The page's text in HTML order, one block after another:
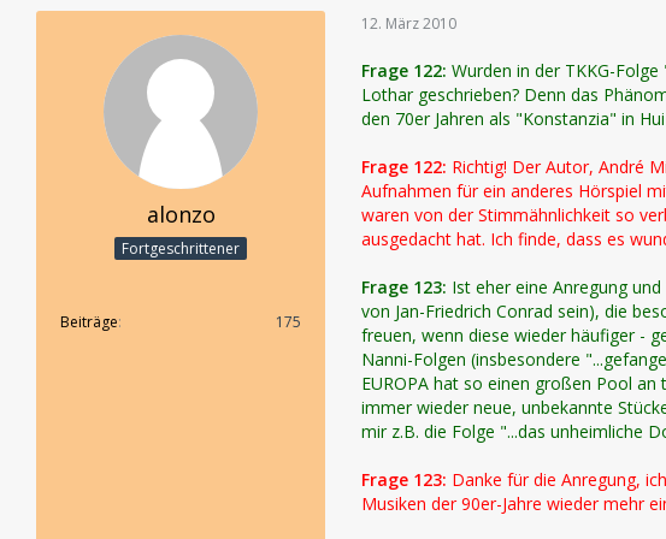
alonzo
Fortgeschrittener
Beiträge 175
12. März 2010
Frage 122: Wurden in der TKKG-
Lothar geschrieben? Denn das
den 70er Jahren als "Konstanzia" in
Frage 122: Richtig! Der Autor, André
Aufnahmen für ein anderes Hörspiel
waren von der Stimmähnlichkeit so
ausgedacht hat. Ich finde, dass es
Frage 123: Ist eher eine Anregung
von Jan-Friedrich Conrad sein), die
freuen, wenn diese wieder häufiger -
Nanni-Folgen (insbesondere
EUROPA hat so einen großen Pool
immer wieder neue, unbekannte
mir z.B. die Folge "...das unheimliche
Frage 123: Danke für die Anregung,
Musiken der 90er-Jahre wieder mehr